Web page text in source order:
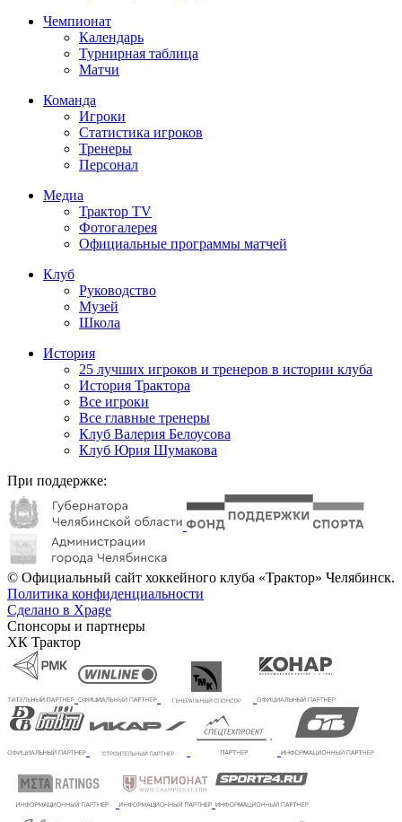
Чемпионат
Календарь
Турнирная таблица
Матчи
Команда
Игроки
Статистика игроков
Тренеры
Персонал
Медиа
Трактор TV
Фотогалерея
Официальные программы матчей
Клуб
Руководство
Музей
Школа
История
25 лучших игроков и тренеров в истории клуба
История Трактора
Все игроки
Все главные тренеры
Клуб Валерия Белоусова
Клуб Юрия Шумакова
При поддержке:
© Официальный сайт хоккейного клуба «Трактор» Челябинск.
Политика конфиденциальности
Сделано в Xpage
Спонсоры и партнеры
ХК Трактор